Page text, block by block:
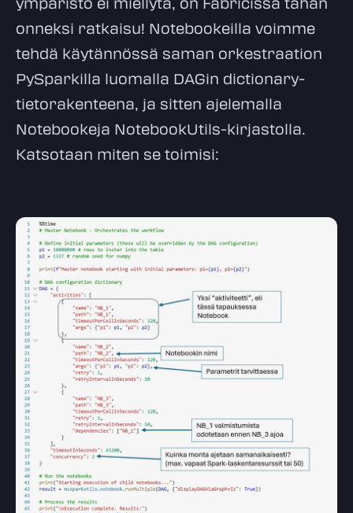
onneksi ratkaisu! Notebookeilla voimme
tehdä käytännössä saman orkestraation
PySparkilla luomalla DAGin dictionary-
tietorakenteena, ja sitten ajelemalla
Notebookeja NotebookUtils-kirjastolla.
Katsotaan miten se toimisi: